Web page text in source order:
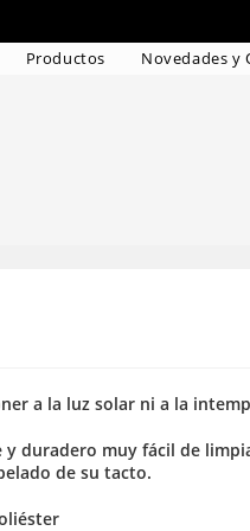
Productos Novedades y
a la luz solar ni a la
duradero muy fácil de
de su tacto.